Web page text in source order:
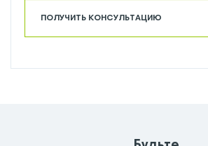
ПОЛУЧИТЬ КОНСУЛЬТАЦИЮ